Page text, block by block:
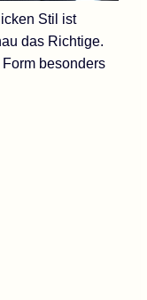
Stil ist
das Richtige.
besonders